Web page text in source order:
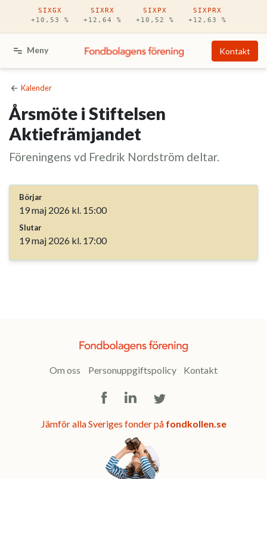
Hoppa till huvudinnehåll
SIXGX
+10,53 %
SIXRX
+12,64 %
SIXPX
+10,52 %
SIXPRX
+12,63 %
Meny Kontakt
Kalender
Årsmöte i Stiftelsen
Aktiefrämjandet
Föreningens vd Fredrik Nordström deltar.
Börjar
19 maj 2026 kl. 15:00
Slutar
19 maj 2026 kl. 17:00
Om oss Personuppgiftspolicy Kontakt
FacebookLinkedIn
Jämför alla Sveriges fonder på fondkollen.se